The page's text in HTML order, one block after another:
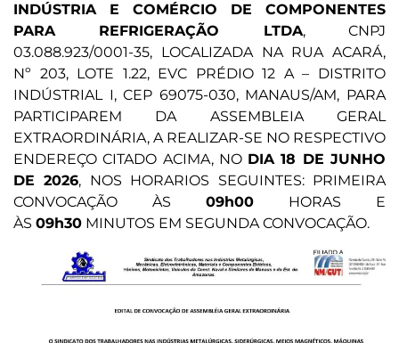
INDÚSTRIA E COMÉRCIO DE COMPONENTES
PARA REFRIGERAÇÃO LTDA, CNPJ
03.088.923/0001-35, LOCALIZADA NA RUA ACARÁ,
Nº 203, LOTE 1.22, EVC PRÉDIO 12 A – DISTRITO
INDÚSTRIAL I, CEP 69075-030, MANAUS/AM, PARA
PARTICIPAREM DA ASSEMBLEIA GERAL
EXTRAORDINÁRIA, A REALIZAR-SE NO RESPECTIVO
ENDEREÇO CITADO ACIMA, NO DIA 18 DE JUNHO
DE 2026, NOS HORARIOS SEGUINTES: PRIMEIRA
CONVOCAÇÃO ÀS 09h00 HORAS E
ÀS 09h30 MINUTOS EM SEGUNDA CONVOCAÇÃO.